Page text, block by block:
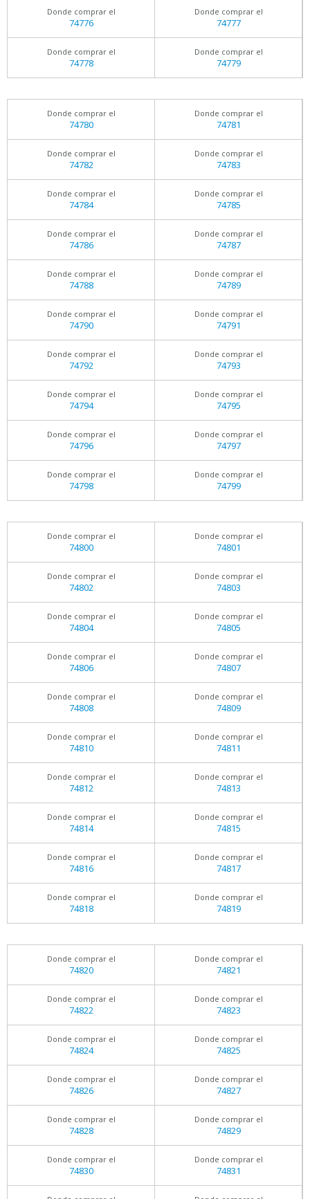
Donde comprar el
74776
Donde comprar el
74777
Donde comprar el
74778
Donde comprar el
74779
Donde comprar el
74780
Donde comprar el
74781
Donde comprar el
74782
Donde comprar el
74783
Donde comprar el
74784
Donde comprar el
74785
Donde comprar el
74786
Donde comprar el
74787
Donde comprar el
74788
Donde comprar el
74789
Donde comprar el
74790
Donde comprar el
74791
Donde comprar el
74792
Donde comprar el
74793
Donde comprar el
74794
Donde comprar el
74795
Donde comprar el
74796
Donde comprar el
74797
Donde comprar el
74798
Donde comprar el
74799
Donde comprar el
74800
Donde comprar el
74801
Donde comprar el
74802
Donde comprar el
74803
Donde comprar el
74804
Donde comprar el
74805
Donde comprar el
74806
Donde comprar el
74807
Donde comprar el
74808
Donde comprar el
74809
Donde comprar el
74810
Donde comprar el
74811
Donde comprar el
74812
Donde comprar el
74813
Donde comprar el
74814
Donde comprar el
74815
Donde comprar el
74816
Donde comprar el
74817
Donde comprar el
74818
Donde comprar el
74819
Donde comprar el
74820
Donde comprar el
74821
Donde comprar el
74822
Donde comprar el
74823
Donde comprar el
74824
Donde comprar el
74825
Donde comprar el
74826
Donde comprar el
74827
Donde comprar el
74828
Donde comprar el
74829
Donde comprar el
74830
Donde comprar el
74831